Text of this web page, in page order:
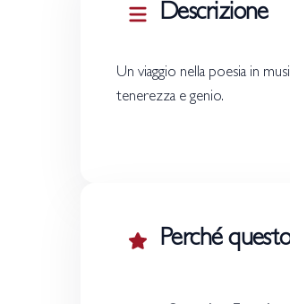
Descrizione
Un viaggio nella poesia in
tenerezza e genio.
Perché